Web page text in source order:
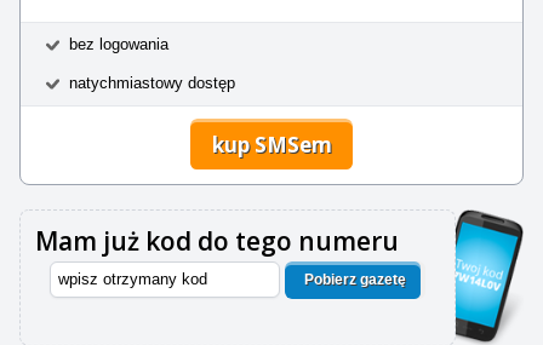
bez logowania
natychmiastowy dostęp
kup SMSem
Mam już kod do tego numeru
Pobierz gazetę